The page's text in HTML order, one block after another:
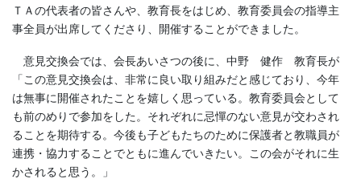
ＴＡの代表者の皆さんや、教育長をはじめ、教育委員会の指導主
事全員が出席してくださり、開催することができました。
意見交換会では、会長あいさつの後に、中野 健作 教育長が
「この意見交換会は、非常に良い取り組みだと感じており、今年
は無事に開催されたことを嬉しく思っている。教育委員会として
も前のめりで参加をした。それぞれに忌憚のない意見が交わされ
ることを期待する。今後も子どもたちのために保護者と教職員が
連携・協力することでともに進んでいきたい。この会がそれに生
かされると思う。」